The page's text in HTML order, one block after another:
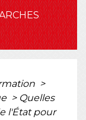
>
> Quelles
l'État pour